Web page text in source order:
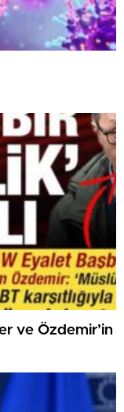
ve Özdemir’in